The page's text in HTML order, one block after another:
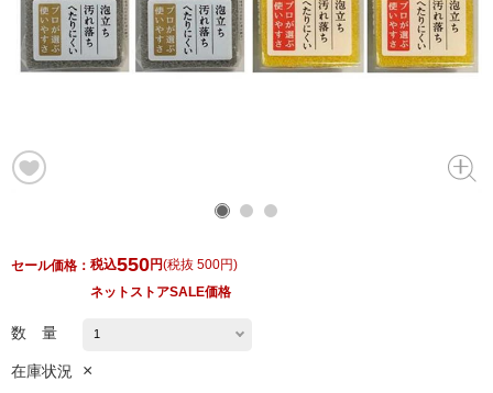
セール価格： 税込550円(税抜 500円)
ネットストアSALE価格
数 量
在庫状況 ×